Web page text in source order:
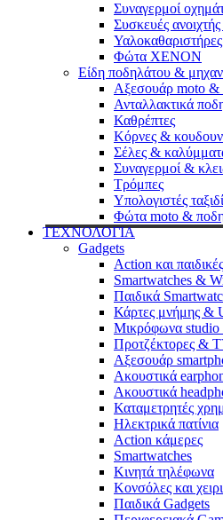
Συναγερμοί
Συσκευές
Υαλοκαθαριστήρες
Φώτα XENON
Είδη ποδηλάτου &
Αξεσουάρ moto &
Ανταλλακτικά
Καθρέπτες
Κόρνες &
Σέλες &
Συναγερμοί &
Τρόμπες
Υπολογιστές
Φώτα moto &
ΤΕΧΝΟΛΟΓΙΑ
Gadgets
Action και
Smartwatches &
Παιδικά
Κάρτες μνήμης &
Μικρόφωνα studio
Προτζέκτορες &
Αξεσουάρ
Ακουστικά
Ακουστικά
Καταμετρητές
Ηλεκτρικά πατίνια
Action κάμερες
Smartwatches
Κινητά τηλέφωνα
Κονσόλες και
Παιδικά Gadgets